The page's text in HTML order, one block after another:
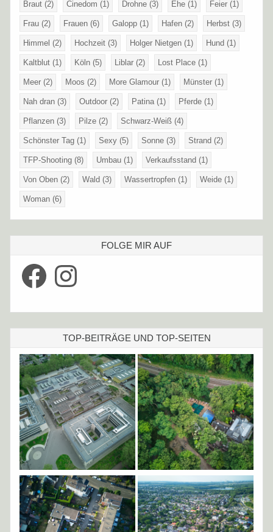
Braut (2) Cinedom (1) Drohne (3) Ehe (1) Feier (1)
Frau (2) Frauen (6) Galopp (1) Hafen (2) Herbst (3)
Himmel (2) Hochzeit (3) Holger Nietgen (1) Hund (1)
Kaltblut (1) Köln (5) Liblar (2) Lost Place (1)
Meer (2) Moos (2) More Glamour (1) Münster (1)
Nah dran (3) Outdoor (2) Patina(1) Pferde (1)
Pflanzen (3) Pilze (2) Schwarz-Weiß (4)
Schönster Tag (1) Sexy (5) Sonne (3) Strand (2)
TFP-Shooting (8) Umbau (1) Verkaufsstand (1)
Von Oben (2) Wald (3) Wassertropfen (1) Weide (1)
Woman (6)
FOLGE MIR AUF
Facebook Instagram
TOP-BEITRÄGE UND TOP-SEITEN